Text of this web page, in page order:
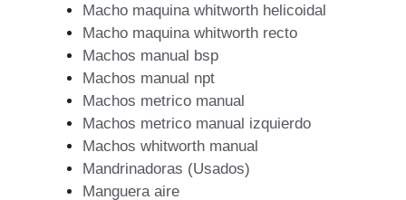
Macho maquina whitworth helicoidal
Macho maquina whitworth recto
Machos manual bsp
Machos manual npt
Machos metrico manual
Machos metrico manual izquierdo
Machos whitworth manual
Mandrinadoras (Usados)
Manguera aire